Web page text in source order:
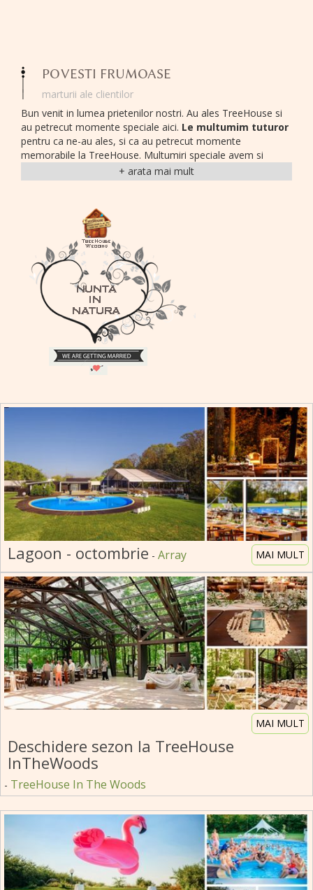
POVESTI FRUMOASE
marturii ale clientilor
Bun venit in lumea prietenilor nostri. Au ales TreeHouse si
au petrecut momente speciale aici. Le multumim tuturor
pentru ca ne-au ales, si ca au petrecut momente
memorabile la TreeHouse. Multumiri speciale avem si
pentru cei care in ciuda tumultului vietii corporatiste si-au
gasit putin timp pentru a ne trimite cateva fotografii si
Am gazuit cu bucurie multe evenimente de companie; am
observat echipe care s-au distrat si s-au simtit bine,
obiective indeplinite, companii care au realizat evenimente
memorabile si care au revenit cu placere in
evenimente corporate TreeHouse
companii in mijlocul naturii.
MAI MULT
Lagoon - octombrie - Array
MAI MULT
Deschidere sezon la TreeHouse
InTheWoods
- TreeHouse In The Woods